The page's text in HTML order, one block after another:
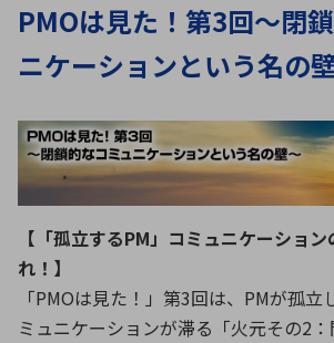
5G・Local 5G
ロボティクス（AI）
データセンタ・クラウド
監視・セキュリティ
品質管理・検査
接着・接合
情報通信
民生
計測・測定・表示機器 検
ICTソリューション 組立
レーザー・光学部品 組
な行
は行 ま行
ら行
わ行
アルファベット順
C
E
F G
M
N O
PMOは見た！第3回～閉
ニケーションという名の
【「孤立するPM」コミュニケーショ
れ！】
「PMOは見た！」第3回は、PMが孤立
ミュニケーションが滞る「火元その2